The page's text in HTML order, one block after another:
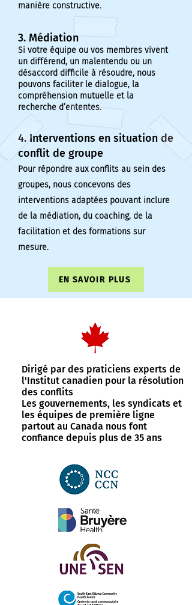
manière constructive.
3. Médiation
Si votre équipe ou vos membres vivent
un différend, un malentendu ou un
désaccord difficile à résoudre, nous
pouvons faciliter le dialogue, la
compréhension mutuelle et la
recherche d’ententes.
4. Interventions en situation de
conflit de groupe
Pour répondre aux conflits au sein des
groupes, nous concevons des
interventions adaptées pouvant inclure
de la médiation, du coaching, de la
facilitation et des formations sur
mesure.
EN SAVOIR PLUS
Dirigé par des praticiens experts de
l'Institut canadien pour la résolution
des conflits
Les gouvernements, les syndicats et
les équipes de première ligne
partout au Canada nous font
confiance depuis plus de 35 ans